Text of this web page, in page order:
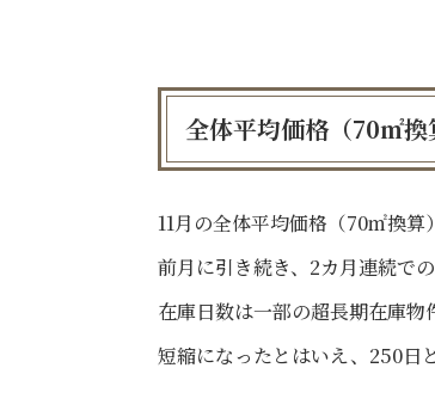
全体平均価格（70㎡換
11月の全体平均価格（70㎡換
前月に引き続き、2カ月連続での
在庫日数は一部の超長期在庫物
短縮になったとはいえ、250日